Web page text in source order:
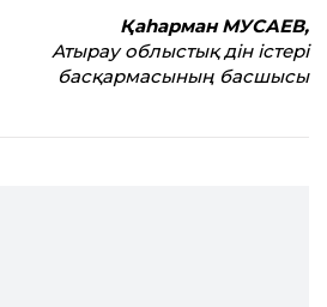
Қаһарман МУСАЕВ,
Атырау облыстық дін істері
басқармасының басшысы